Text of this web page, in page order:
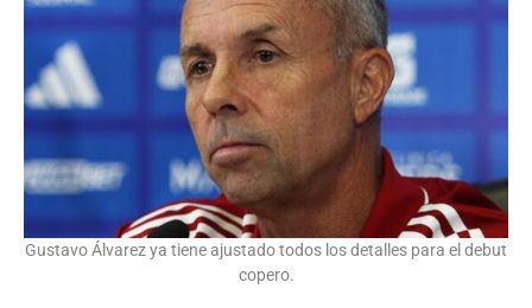
Gustavo Álvarez ya tiene ajustado todos los detalles para el debut
copero.